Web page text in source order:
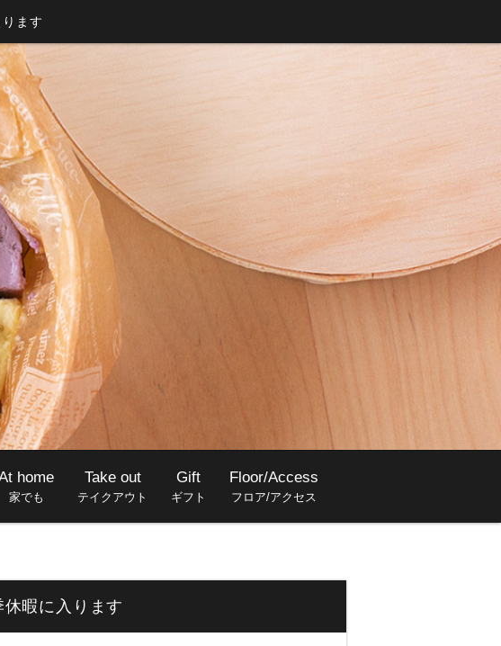
ます
home
家でも
Take out
テイクアウト
Gift
ギフト
Floor/Access
フロア/アクセス
暇に入ります